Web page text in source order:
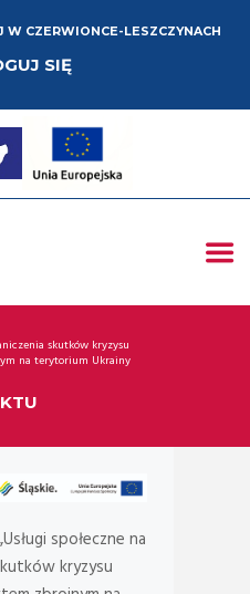
W CZERWIONCE-LESZCZYNACH
SIĘ
skutków kryzysu
na terytorium Ukrainy
społeczne na
kryzysu